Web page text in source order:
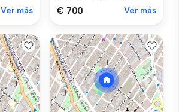
Ver más € 700 Ver más